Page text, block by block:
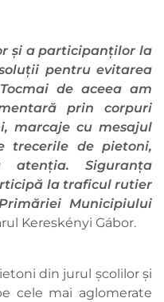
și a participanților la
pentru evitarea
de aceea am
prin corpuri
marcaje cu mesajul
trecerile de pietoni,
Siguranța
la traficul rutier
Municipiului
Kereskényi Gábor.
din jurul școlilor și
cele mai aglomerate